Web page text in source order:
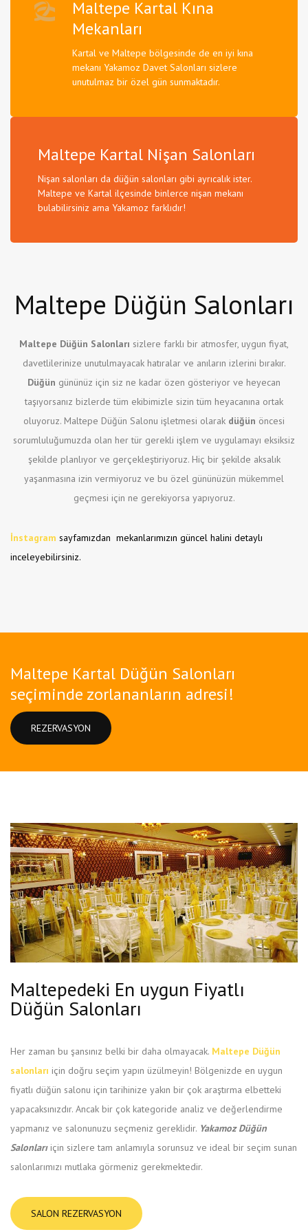
Maltepe Kartal Kına
Mekanları
Kartal ve Maltepe bölgesinde de en iyi kına
mekanı Yakamoz Davet Salonları sizlere
unutulmaz bir özel gün sunmaktadır.
Maltepe Kartal Nişan Salonları
Nişan salonları da düğün salonları gibi ayrıcalık ister.
Maltepe ve Kartal ilçesinde binlerce nişan mekanı
bulabilirsiniz ama Yakamoz farklıdır!
Maltepe Düğün Salonları
Maltepe Düğün Salonları sizlere farklı bir atmosfer, uygun fiyat,
davetlilerinize unutulmayacak hatıralar ve anıların izlerini bırakır.
Düğün gününüz için siz ne kadar özen gösteriyor ve heyecan
taşıyorsanız bizlerde tüm ekibimizle sizin tüm heyacanına ortak
oluyoruz. Maltepe Düğün Salonu işletmesi olarak düğün öncesi
sorumluluğumuzda olan her tür gerekli işlem ve uygulamayı eksiksiz
şekilde planlıyor ve gerçekleştiriyoruz. Hiç bir şekilde aksalık
yaşanmasına izin vermiyoruz ve bu özel gününüzün mükemmel
geçmesi için ne gerekiyorsa yapıyoruz.
İnstagram sayfamızdan mekanlarımızın güncel halini detaylı
inceleyebilirsiniz.
Maltepe Kartal Düğün Salonları
seçiminde zorlananların adresi!
REZERVASYON
Maltepedeki En uygun Fiyatlı
Düğün Salonları
Her zaman bu şansınız belki bir daha olmayacak. Maltepe Düğün
salonları için doğru seçim yapın üzülmeyin! Bölgenizde en uygun
fiyatlı düğün salonu için tarihinize yakın bir çok araştırma elbetteki
yapacaksınızdır. Ancak bir çok kategoride analiz ve değerlendirme
yapmanız ve salonunuzu seçmeniz gereklidir. Yakamoz Düğün
Salonlarıiçin sizlere tam anlamıyla sorunsuz ve ideal bir seçim sunan
salonlarımızı mutlaka görmeniz gerekmektedir.
SALON REZERVASYON